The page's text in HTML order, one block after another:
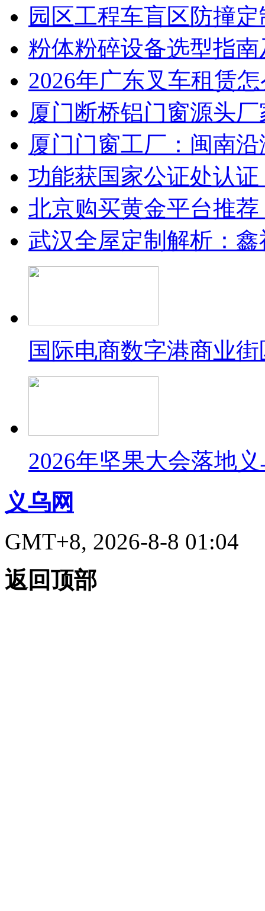
园区工程车盲区防撞
粉体粉碎设备选型指
2026年广东叉车租赁
厦门断桥铝门窗源头
厦门门窗工厂：闽南
功能获国家公证处认
北京购买黄金平台推
武汉全屋定制解析：
国际电商数字港商业
2026年坚果大会落地
义乌网
GMT+8, 2026-8-8 01:04
返回顶部